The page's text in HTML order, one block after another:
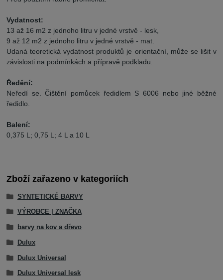
Vydatnost:
13 až 16 m2 z jednoho litru v jedné vrstvě - lesk,
9 až 12 m2 z jednoho litru v jedné vrstvě - mat.
Udaná teoretická vydatnost produktů je orientační, může se lišit v
závislosti na podmínkách a přípravě podkladu.
Ředění:
Neředí se. Čištění pomůcek ředidlem S 6006 nebo jiné běžné
ředidlo.
Balení:
0,375 L; 0,75 L; 4 L a 10 L
Zboží zařazeno v kategoriích
SYNTETICKÉ BARVY
VÝROBCE | ZNAČKA
barvy na kov a dřevo
Dulux
Dulux Universal
Dulux Universal lesk